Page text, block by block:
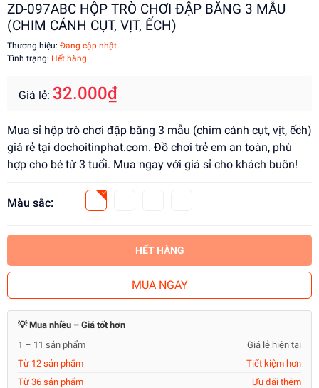
ZD-097ABC HỘP TRÒ CHƠI ĐẬP BĂNG 3 MẪU
(CHIM CÁNH CỤT, VỊT, ẾCH)
Thương hiệu: Đang cập nhật
Tình trạng: Hết hàng
Giá lẻ: 32.000₫
Mua sỉ hộp trò chơi đập băng 3 mẫu (chim cánh cụt, vịt, ếch)
giá rẻ tại dochoitinphat.com. Đồ chơi trẻ em an toàn, phù
hợp cho bé từ 3 tuổi. Mua ngay với giá sỉ cho khách buôn!
Màu sắc:
HẾT HÀNG
MUA NGAY
💡 Mua nhiều – Giá tốt hơn
1 – 11 sản phẩm
Giá lẻ hiện tại
Từ 12 sản phẩm
Tiết kiệm hơn
Từ 36 sản phẩm
Ưu đãi thêm